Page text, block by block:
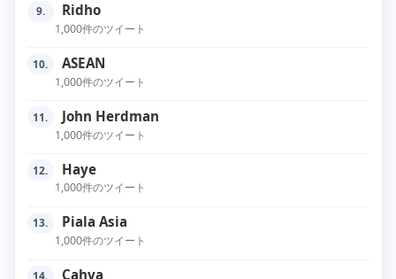
9. Ridho
1,000件のツイート
10. ASEAN
1,000件のツイート
11. John Herdman
1,000件のツイート
12. Haye
1,000件のツイート
13. Piala Asia
1,000件のツイート
14. Cahya